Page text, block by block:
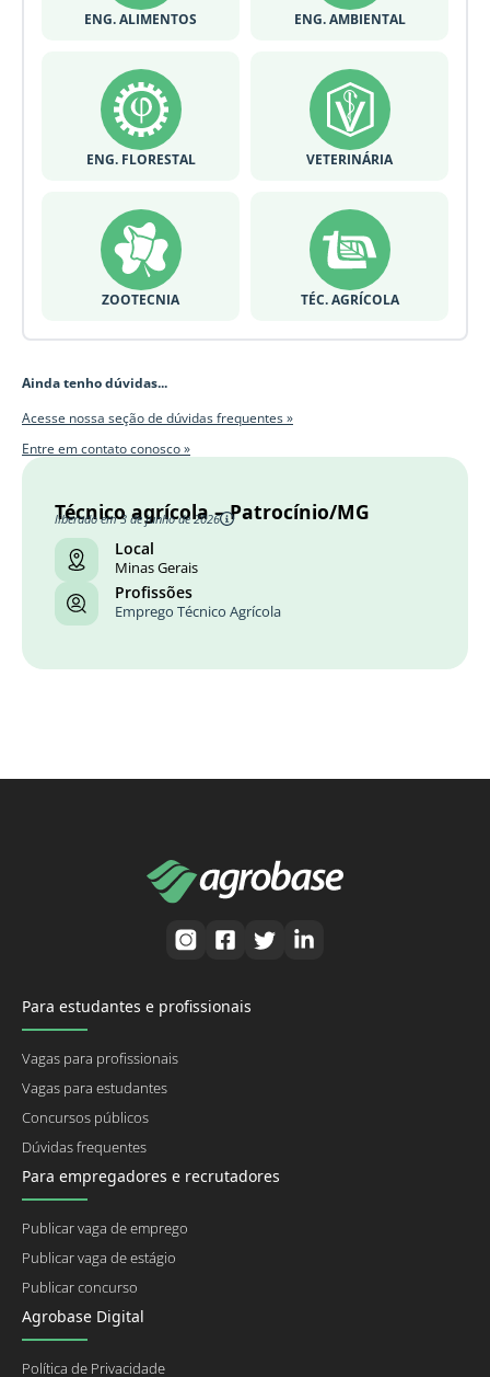
ENG. ALIMENTOS ENG. AMBIENTAL
ENG. FLORESTAL VETERINÁRIA
ZOOTECNIA TÉC. AGRÍCOLA
Ainda tenho dúvidas...
Acesse nossa seção de dúvidas frequentes »
Entre em contato conosco »
Técnico agrícola – Patrocínio/MG
liberado em 3 de junho de 2026
Local
Minas Gerais
Profissões
Emprego Técnico Agrícola
Para estudantes e profissionais
Vagas para profissionais
Vagas para estudantes
Concursos públicos
Dúvidas frequentes
Para empregadores e recrutadores
Publicar vaga de emprego
Publicar vaga de estágio
Publicar concurso
Agrobase Digital
Política de Privacidade